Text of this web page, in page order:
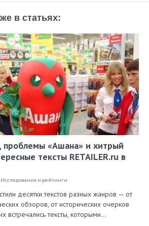
в статьях:
проблемы «Ашана» и хитрый
тексты RETAILER.ru в
Исследования и рейтинги
десятки текстов разных жанров — от
обзоров, от исторических очерков
встречались тексты, которыми…